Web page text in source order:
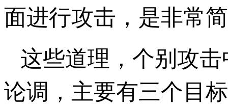
面进行攻击，是非常
这些道理，个别攻
论调，主要有三个目